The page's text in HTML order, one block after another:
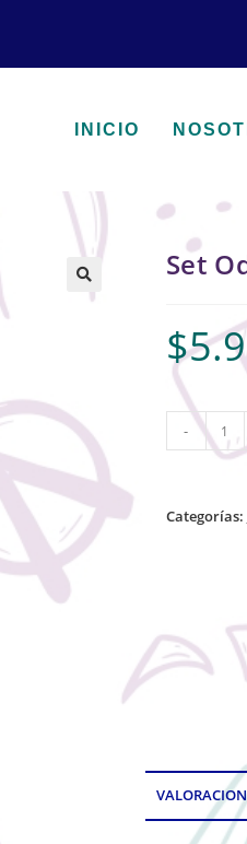
INICIO
🔍
Set
$
-
Categorías: